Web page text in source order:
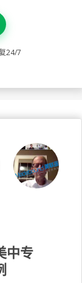
24/7
中专